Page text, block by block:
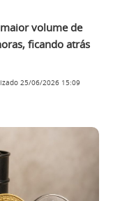
volume de
ficando atrás
25/06/2026 15:09